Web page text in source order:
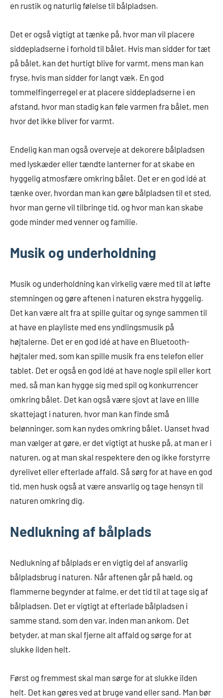
en rustik og naturlig følelse til bålpladsen.
Det er også vigtigt at tænke på, hvor man vil placere
siddepladserne i forhold til bålet. Hvis man sidder for tæt
på bålet, kan det hurtigt blive for varmt, mens man kan
fryse, hvis man sidder for langt væk. En god
tommelfingerregel er at placere siddepladserne i en
afstand, hvor man stadig kan føle varmen fra bålet, men
hvor det ikke bliver for varmt.
Endelig kan man også overveje at dekorere bålpladsen
med lyskæder eller tændte lanterner for at skabe en
hyggelig atmosfære omkring bålet. Det er en god idé at
tænke over, hvordan man kan gøre bålpladsen til et sted,
hvor man gerne vil tilbringe tid, og hvor man kan skabe
gode minder med venner og familie.
Musik og underholdning
Musik og underholdning kan virkelig være med til at løfte
stemningen og gøre aftenen i naturen ekstra hyggelig.
Det kan være alt fra at spille guitar og synge sammen til
at have en playliste med ens yndlingsmusik på
højtalerne. Det er en god idé at have en Bluetooth-
højtaler med, som kan spille musik fra ens telefon eller
tablet. Det er også en god idé at have nogle spil eller kort
med, så man kan hygge sig med spil og konkurrencer
omkring bålet. Det kan også være sjovt at lave en lille
skattejagt i naturen, hvor man kan finde små
belønninger, som kan nydes omkring bålet. Uanset hvad
man vælger at gøre, er det vigtigt at huske på, at man er i
naturen, og at man skal respektere den og ikke forstyrre
dyrelivet eller efterlade affald. Så sørg for at have en god
tid, men husk også at være ansvarlig og tage hensyn til
naturen omkring dig.
Nedlukning af bålplads
Nedlukning af bålplads er en vigtig del af ansvarlig
bålpladsbrug i naturen. Når aftenen går på hæld, og
flammerne begynder at falme, er det tid til at tage sig af
bålpladsen. Det er vigtigt at efterlade bålpladsen i
samme stand, som den var, inden man ankom. Det
betyder, at man skal fjerne alt affald og sørge for at
slukke ilden helt.
Først og fremmest skal man sørge for at slukke ilden
helt. Det kan gøres ved at bruge vand eller sand. Man bør